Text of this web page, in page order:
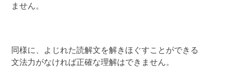
ません。
同様に、よじれた読解文を解きほぐすことができる
文法力がなければ正確な理解はできません。